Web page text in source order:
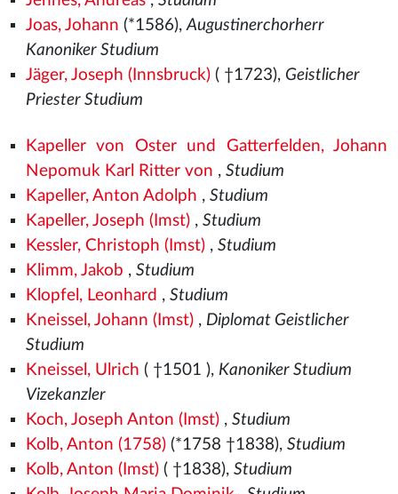
Joas, Johann (*1586),Augustinerchorherr
Kanoniker Studium
Jäger, Joseph (Innsbruck)( †1723), Geistlicher
Priester Studium
Kapeller von Oster und Gatterfelden, Johann
Nepomuk Karl Ritter von , Studium
Kapeller, Anton Adolph , Studium
Kapeller, Joseph (Imst), Studium
Kessler, Christoph (Imst), Studium
Klimm, Jakob , Studium
Klopfel, Leonhard , Studium
Kneissel, Johann (Imst), Diplomat Geistlicher
Studium
Kneissel, Ulrich ( †1501 ), Kanoniker Studium
Vizekanzler
Koch, Joseph Anton (Imst), Studium
Kolb, Anton (1758)(*1758 †1838), Studium
Kolb, Anton (Imst)( †1838), Studium